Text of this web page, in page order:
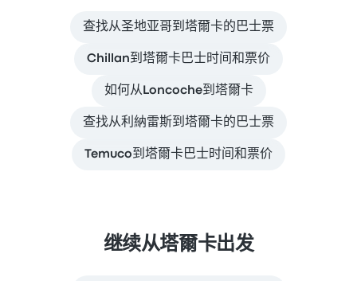
查找从圣地亚哥到塔爾卡的巴士票
Chillan到塔爾卡巴士时间和票价
如何从Loncoche到塔爾卡
查找从利納雷斯到塔爾卡的巴士票
Temuco到塔爾卡巴士时间和票价
继续从塔爾卡出发